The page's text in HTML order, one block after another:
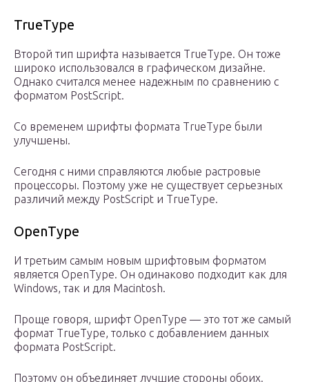
TrueType
Второй тип шрифта называется TrueType. Он тоже
широко использовался в графическом дизайне.
Однако считался менее надежным по сравнению с
форматом PostScript.
Со временем шрифты формата TrueType были
улучшены.
Сегодня с ними справляются любые растровые
процессоры. Поэтому уже не существует серьезных
различий между PostScript и TrueType.
OpenType
И третьим самым новым шрифтовым форматом
является OpenType. Он одинаково подходит как для
Windows, так и для Macintosh.
Проще говоря, шрифт OpenType — это тот же самый
формат TrueType, только с добавлением данных
формата PostScript.
Поэтому он объединяет лучшие стороны обоих.